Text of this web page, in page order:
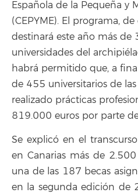
Española de la Pequeña y
(CEPYME). El programa,
destinará este año más de
universidades del
habrá permitido que, a
de 455 universitarios de las
realizado prácticas
819.000 euros por parte
Se explicó en el
en Canarias más de
una de las 187 becas
en la segunda edición de